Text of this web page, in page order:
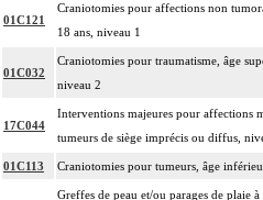
01C121
Craniotomies pour affections non
18 ans, niveau 1
01C032
Craniotomies pour traumatisme, âge
niveau 2
17C044
Interventions majeures pour affections
tumeurs de siège imprécis ou diffus,
01C113 Craniotomies pour tumeurs, âge
Greffes de peau et/ou parages de plaie